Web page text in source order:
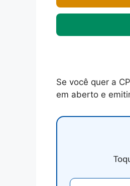
Se você quer a
em aberto e